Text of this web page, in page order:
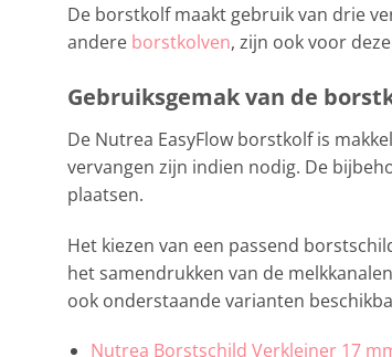
De borstkolf maakt gebruik van drie
andere borstkolven, zijn ook voor
Gebruiksgemak van de
De Nutrea EasyFlow borstkolf is
vervangen zijn indien nodig. De
plaatsen.
Het kiezen van een passend
het samendrukken van de
ook onderstaande varianten
Nutrea Borstschild Verkleiner 17